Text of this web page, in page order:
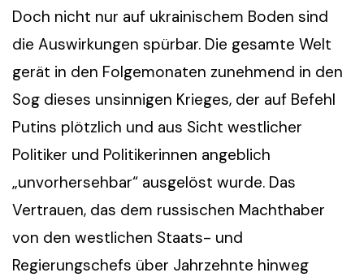
Doch nicht nur auf ukrainischem Boden sind
die Auswirkungen spürbar. Die gesamte Welt
gerät in den Folgemonaten zunehmend in den
Sog dieses unsinnigen Krieges, der auf Befehl
Putins plötzlich und aus Sicht westlicher
Politiker und Politikerinnen angeblich
„unvorhersehbar“ ausgelöst wurde. Das
Vertrauen, das dem russischen Machthaber
von den westlichen Staats- und
Regierungschefs über Jahrzehnte hinweg